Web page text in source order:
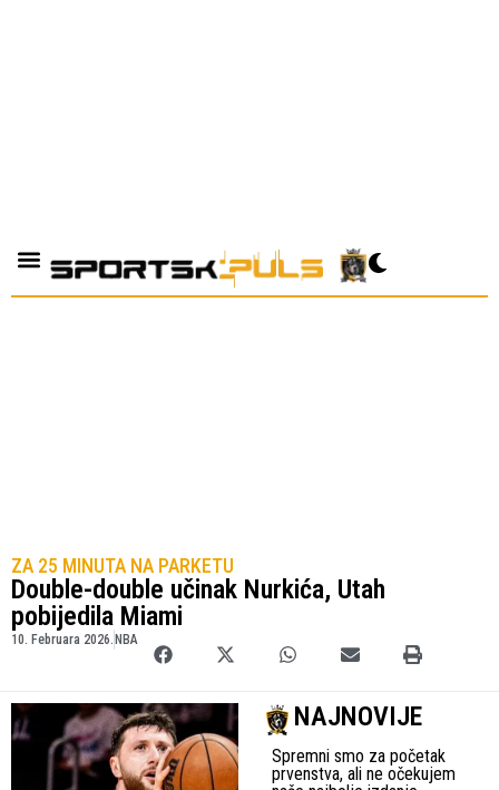
ZA 25 MINUTA NA PARKETU
Double-double učinak Nurkića, Utah
pobijedila Miami
10. Februara 2026.NBA
NAJNOVIJE
Spremni smo za početak
prvenstva, ali ne očekujem